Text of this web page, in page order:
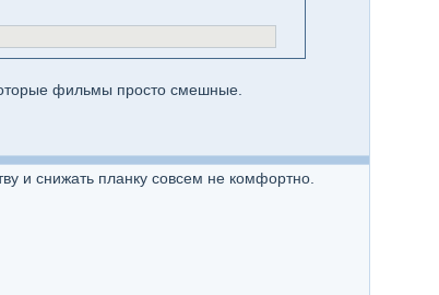
фильмы просто смешные.
и снижать планку совсем не комфортно.